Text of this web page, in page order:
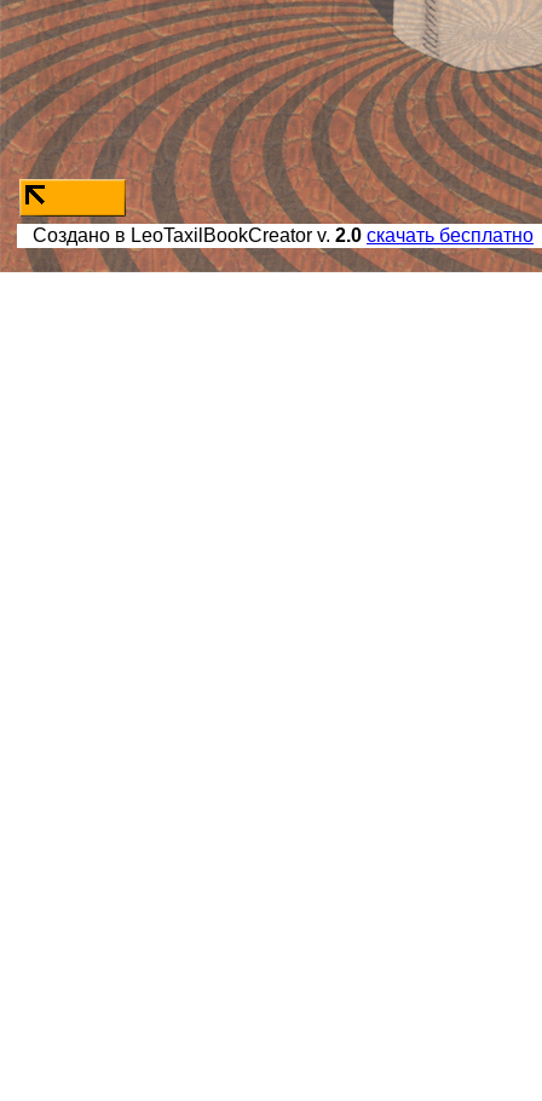
Создано в LeoTaxilBookCreator v. 2.0 скачать бесплатно